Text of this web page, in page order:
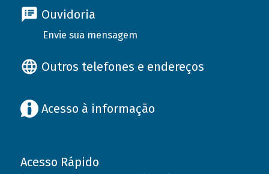
Ouvidoria
Envie sua mensagem
Outros telefones e endereços
Acesso à informação
Acesso Rápido